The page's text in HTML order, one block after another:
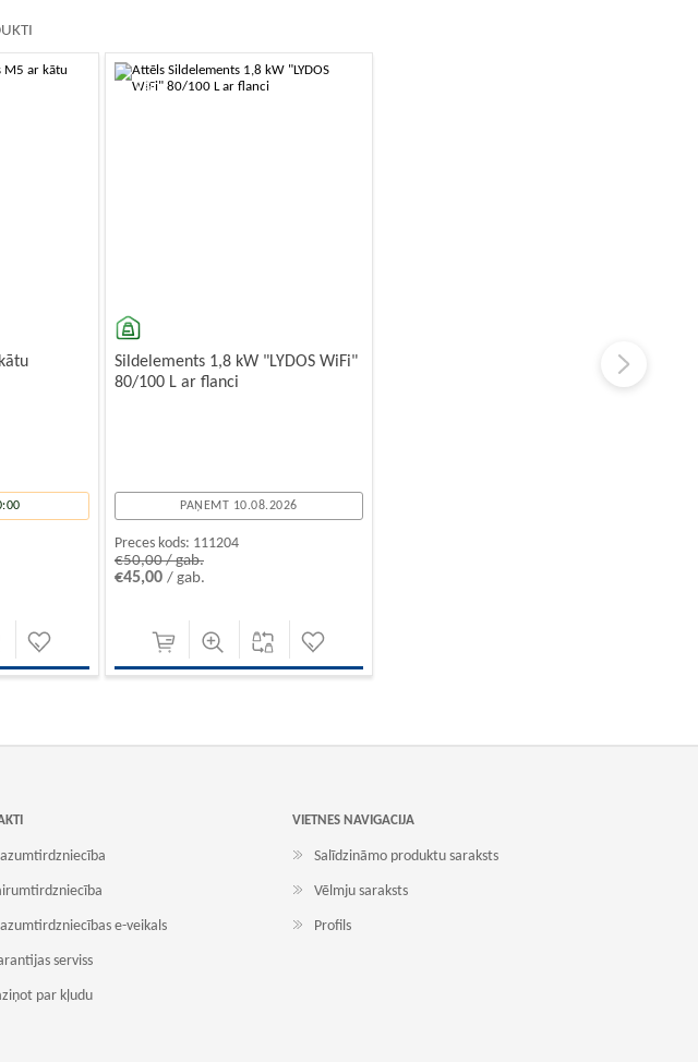
-10%
Sildelements 1,8 kW "LYDOS WiFi"
80/100 L ar flanci
PAŅEMT 10.08.2026
Preces kods: 111204
€50,00 / gab.
€45,00 / gab.
e-veikals
serviss
par kļudu
VIETNES NAVIGACIJA
Salīdzināmo produktu saraksts
Vēlmju saraksts
Profils